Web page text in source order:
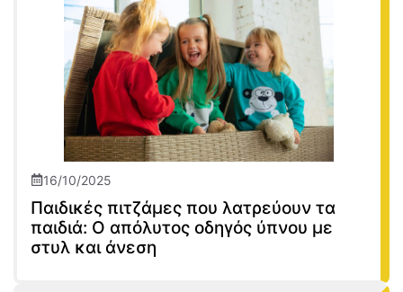
16/10/2025
Παιδικές πιτζάμες που λατρεύουν τα
παιδιά: Ο απόλυτος οδηγός ύπνου με
στυλ και άνεση